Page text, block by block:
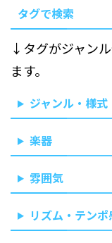
タグで検索
↓タグがジャン
ます。
ジャンル・様式
楽器
雰囲気
リズム・テンポ